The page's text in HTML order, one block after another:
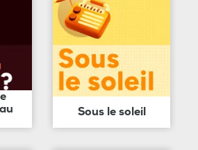
Sous le soleil